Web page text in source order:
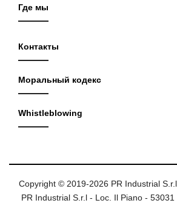
Где мы
Контакты
Моральный кодекс
Whistleblowing
Copyright © 2019-2026 PR Industrial
PR Industrial S.r.l - Loc. Il Piano -